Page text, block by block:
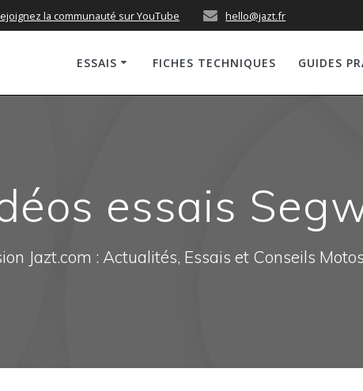
la communauté sur YouTube hello@jazt.fr
ESSAIS FICHES TECHNIQUES GUIDES
essais
Jazt.com : Actualités, Essais et Conseils